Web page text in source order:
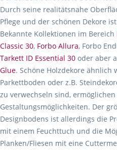
Durch seine realitätsnahe
Pflege und der schönen Dekore
Bekannte Kollektionen im Bereich
Classic 30, Forbo Allura, Forbo
Tarkett ID Essential 30 oder aber
Glue. Schöne Holzdekore ähnlich
Parkettboden oder z.B.
zu verwechseln sind,
Gestaltungsmöglichkeiten. Der
Designbodens ist allerdings die
mit einem Feuchttuch und die
Planken/Fliesen mit eine